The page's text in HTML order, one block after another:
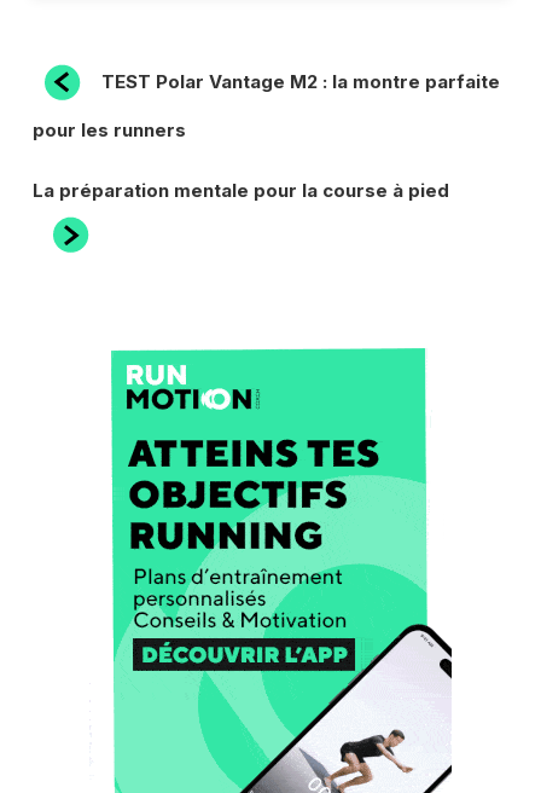
NAVIGATION
DE
Article
précédent
TEST Polar Vantage M2 : la montre parfaite
pour les runners
Article
suivant
La préparation mentale pour la course à pied